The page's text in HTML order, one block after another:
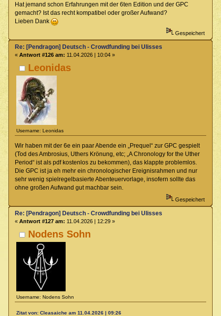
Hat jemand schon Erfahrungen mit der 6ten Edition und der GPC
gemacht? Ist das recht kompatibel oder großer Aufwand?
Lieben Dank
Gespeichert
Leonidas
Username: Leonidas
Re: [Pendragon] Deutsch - Crowdfunding bei Ulisses
« Antwort #126 am: 11.04.2026 | 10:04 »
Wir haben mit der 6e ein paar Abende ein „Prequel“ zur GPC gespielt
(Tod des Ambrosius, Uthers Krönung, etc; „A Chronology for the Uther
Period“ ist als pdf kostenlos zu bekommen), das klappte problemlos.
Die GPC ist ja eh mehr ein chronologischer Ereignisrahmen und nur
sehr wenig spielregelbasierte Abenteuervorlage, insofern sollte das
ohne großen Aufwand gut machbar sein.
Gespeichert
Nodens Sohn
Username: Nodens Sohn
Re: [Pendragon] Deutsch - Crowdfunding bei Ulisses
« Antwort #127 am: 11.04.2026 | 12:29 »
Zitat von: Cleasaiche am 11.04.2026 | 09:26